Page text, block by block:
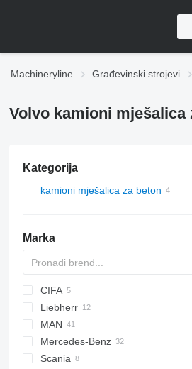
Machineryline Građevinski strojevi
Volvo kamioni mješalica
Kategorija
kamioni mješalica za beton
Marka
CIFA
F-series
Eurotrakker
Liebherr
HTM
MAN
TGA
TGM
Mercedes-Benz
Actros
DBM
C-series
Scania